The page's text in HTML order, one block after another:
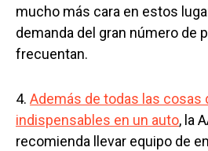
mucho más cara en estos
demanda del gran número de
frecuentan.
4. Además de todas las cosas
indispensables en un auto, la
recomienda llevar equipo de